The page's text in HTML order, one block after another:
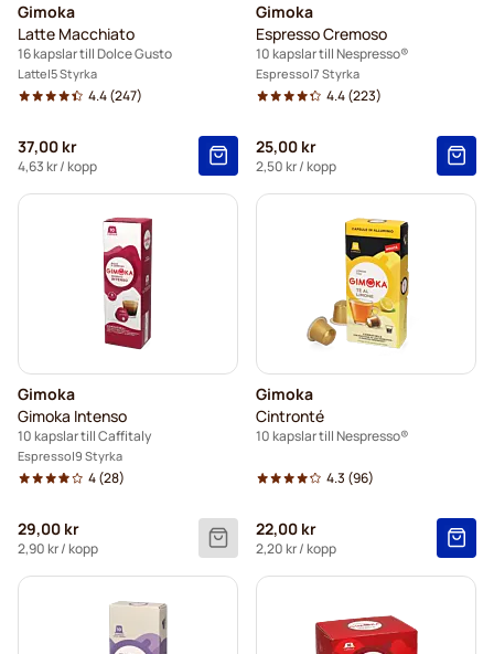
Gimoka
Latte Macchiato
16 kapslar till Dolce Gusto
Latte 5 Styrka
4.4(247)
37,00 kr
4,63 kr/ kopp
Gimoka
Espresso Cremoso
10 kapslar till Nespresso®
Espresso 7 Styrka
4.4(223)
25,00 kr
2,50 kr/ kopp
Gimoka
Gimoka Intenso
10 kapslar till Caffitaly
Espresso 9 Styrka
4(28)
29,00 kr
2,90 kr/ kopp
Gimoka
Cintronté
10 kapslar till Nespresso®
4.3 (96)
22,00 kr
2,20 kr/ kopp